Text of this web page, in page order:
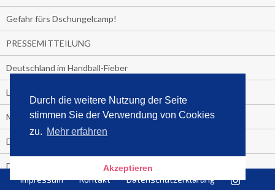
Durch die weitere Nutzung der Seite
stimmen Sie der Verwendung von Cookies
zu. Mehr erfahren
Akzeptieren
Gefahr fürs Dschungelcamp!
PRESSEMITTEILUNG
Deutschland im Handball-Fieber
Libri und Media Control verlängern Vertrag langfristig
Medienquiz:
Deutschlands Jahrescharts 2018
Die TV-Quotenkönige 2018
Impressum Kontakt Datenschutzerklärung